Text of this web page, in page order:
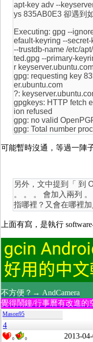
apt-key adv --
ys 835AB0E3 卻遇到
Executing: gpg --
efault-keyring --
--trustdb-name /etc/
ted.gpg --primary-
r
gpg: requesting key
er.ubuntu.com
?:
gpgkeys: HTTP fetch
ion refused
gpg: no valid
gpg: Total number
可能暫時沒通，等過一陣
另外，文中提到「 到
。 。 。 會加入兩列
指哪裡？又會在哪裡加
上面有寫，是執行
不方便？→ AndCamera
覺得鬧鐘/行事曆有改進
Mason95
4
0 0 2013-